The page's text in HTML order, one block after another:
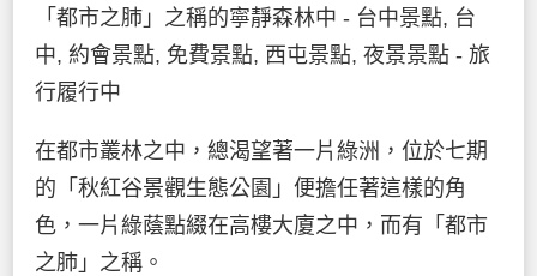
在都市叢林之中，總渴望著一片綠洲，位於七期
的「秋紅谷景觀生態公園」便擔任著這樣的角
色，一片綠蔭點綴在高樓大廈之中，而有「都市
之肺」之稱。